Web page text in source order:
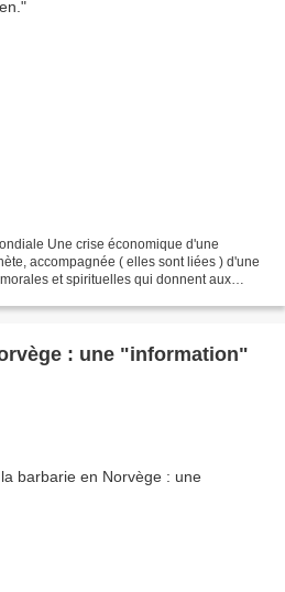
Une crise économique d'une
accompagnée ( elles sont liées ) d'une
et spirituelles qui donnent aux
: une "information"